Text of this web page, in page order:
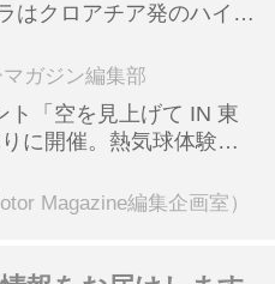
はクロアチア発のハイパ
ガジン編集部
ト「空を見上げて IN 東
に開催。熱気球体験搭
Magazine編集企画室）